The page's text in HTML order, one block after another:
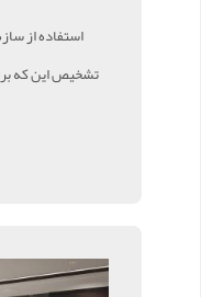
استفاده از
تشخیص این که